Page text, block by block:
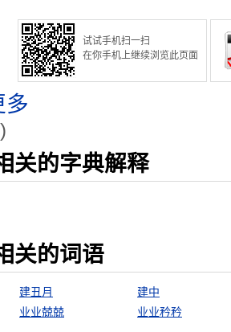
试试手机扫一扫
在你手机上继续浏览此页面
多
关的字典解释
关的词语
建丑月
建中
业业兢兢 业业矜矜